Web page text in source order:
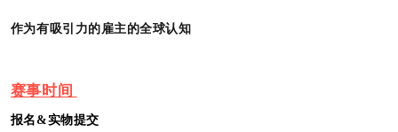
作为有吸引力的雇主的全球认知
赛事时间
报名&实物提交